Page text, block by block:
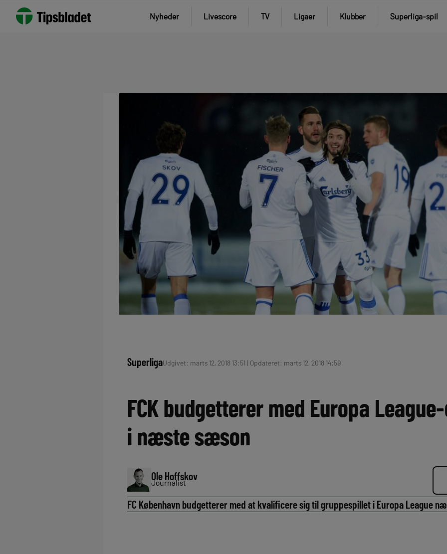
Nyheder Livescore TV Ligaer Klubber Superliga-spil
SuperligaUdgivet: marts 12, 2018 13:51 | Opdateret: marts 12, 2018 14:59
FCK budgetterer med Europa
i næste sæson
Ole Hoffskov
Journalist
FC København budgetterer med at kvalificere sig til gruppespillet i Europa League